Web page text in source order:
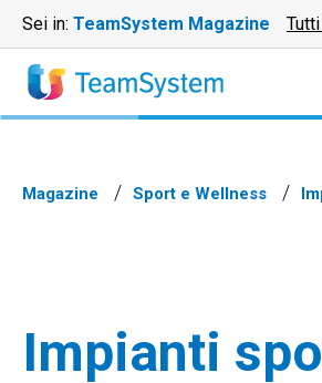
Sei in: TeamSystem Magazine
Magazine Sport e Wellness
Impianti